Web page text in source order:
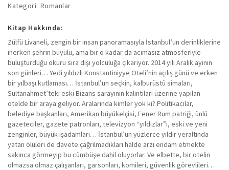
Kategori: Romanlar
Kitap Hakkında:
Zülfü Livaneli, zengin bir insan panoramasıyla İstanbul’un derinliklerine
inerken şehrin büyülü, ama bir o kadar da acımasız atmosferiyle
buluşturduğu okuru sıra dışı yolculuğa çıkarıyor. 2014 yılı Aralık ayının
son günleri… Yedi yıldızlı Konstantiniyye Oteli’nin açılış günü ve erken
bir yılbaşı kutlaması… İstanbul’un seçkin, kalburüstü simaları,
Sultanahmet’teki eski Bizans sarayının kalıntıları üzerine yapılan
otelde bir araya geliyor. Aralarında kimler yok ki? Politikacılar,
belediye başkanları, Amerikan büyükelçisi, Fener Rum patriği, ünlü
gazeteciler, gazete patronları, televizyon “yıldızlar”ı, eski ve yeni
zenginler, büyük işadamları… İstanbul’un yüzlerce yıldır yeraltında
yatan ölüleri de davete çağrılmadıkları halde arzı endam etmekte
sakınca görmeyip bu cümbüşe dahil oluyorlar. Ve elbette, bir otelin
olmazsa olmaz çalışanları, garsonları, komileri, güvenlik görevlileri…